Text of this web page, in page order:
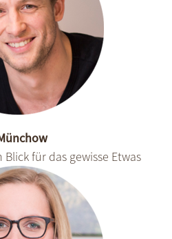
für das gewisse Etwas